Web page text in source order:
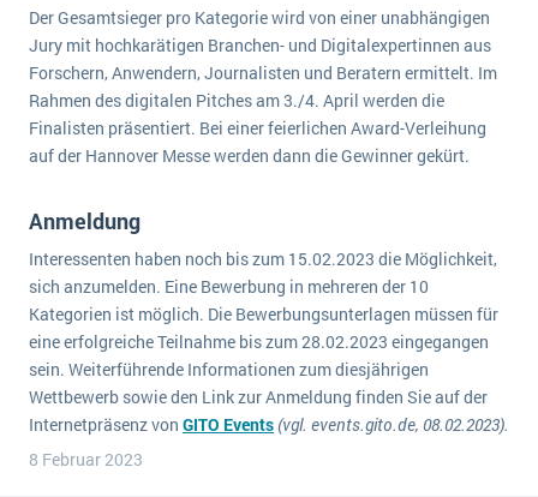
Der Gesamtsieger pro Kategorie wird von einer unabhängigen
Jury mit hochkarätigen Branchen- und Digitalexpertinnen aus
Forschern, Anwendern, Journalisten und Beratern ermittelt. Im
Rahmen des digitalen Pitches am 3./4. April werden die
Finalisten präsentiert. Bei einer feierlichen Award-Verleihung
auf der Hannover Messe werden dann die Gewinner gekürt.
Anmeldung
Interessenten haben noch bis zum 15.02.2023 die Möglichkeit,
sich anzumelden. Eine Bewerbung in mehreren der 10
Kategorien ist möglich. Die Bewerbungsunterlagen müssen für
eine erfolgreiche Teilnahme bis zum 28.02.2023 eingegangen
sein. Weiterführende Informationen zum diesjährigen
Wettbewerb sowie den Link zur Anmeldung finden Sie auf der
Internetpräsenz von GITO Events (vgl. events.gito.de, 08.02.2023).
8 Februar 2023